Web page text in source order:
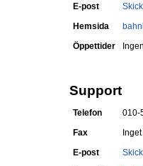
E-post
Hemsida
Öppettider
Ingen
Support
Telefon
010-
Fax
E-post